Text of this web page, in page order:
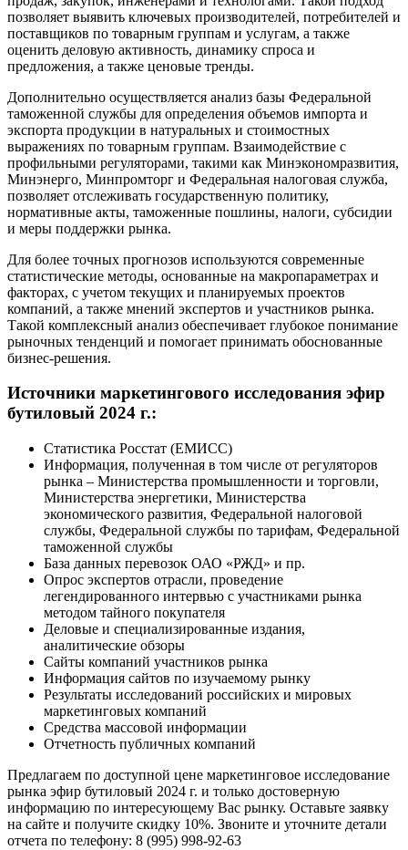
позволяет выявить ключевых производителей, потребителей и
поставщиков по товарным группам и услугам, а также
оценить деловую активность, динамику спроса и
предложения, а также ценовые тренды.
Дополнительно осуществляется анализ базы Федеральной
таможенной службы для определения объемов импорта и
экспорта продукции в натуральных и стоимостных
выражениях по товарным группам. Взаимодействие с
профильными регуляторами, такими как Минэкономразвития,
Минэнерго, Минпромторг и Федеральная налоговая служба,
позволяет отслеживать государственную политику,
нормативные акты, таможенные пошлины, налоги, субсидии
и меры поддержки рынка.
Для более точных прогнозов используются современные
статистические методы, основанные на макропараметрах и
факторах, с учетом текущих и планируемых проектов
компаний, а также мнений экспертов и участников рынка.
Такой комплексный анализ обеспечивает глубокое понимание
рыночных тенденций и помогает принимать обоснованные
бизнес-решения.
Источники маркетингового исследования эфир
бутиловый 2024 г.:
Статистика Росстат (ЕМИСС)
Информация, полученная в том числе от регуляторов
рынка – Министерства промышленности и торговли,
Министерства энергетики, Министерства
экономического развития, Федеральной налоговой
службы, Федеральной службы по тарифам, Федеральной
таможенной службы
База данных перевозок ОАО «РЖД» и пр.
Опрос экспертов отрасли, проведение
легендированного интервью с участниками рынка
методом тайного покупателя
Деловые и специализированные издания,
аналитические обзоры
Сайты компаний участников рынка
Информация сайтов по изучаемому рынку
Результаты исследований российских и мировых
маркетинговых компаний
Средства массовой информации
Отчетность публичных компаний
Предлагаем по доступной цене маркетинговое исследование
рынка эфир бутиловый 2024 г. и только достоверную
информацию по интересующему Вас рынку. Оставьте заявку
на сайте и получите скидку 10%. Звоните и уточните детали
отчета по телефону: 8 (995) 998-92-63